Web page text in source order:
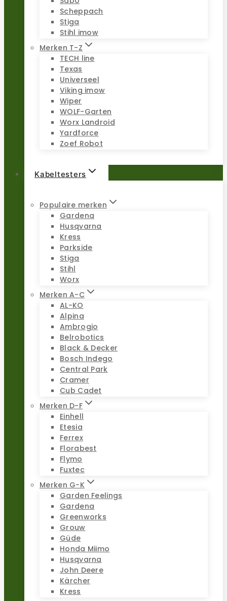
Scheppach
Stiga
Stihl imow
Merken T-Z
TECH line
Texas
Universeel
Viking imow
Wiper
WOLF-Garten
Worx Landroid
Yardforce
Zoef Robot
Kabeltesters
Populaire merken
Gardena
Husqvarna
Kress
Parkside
Stiga
Stihl
Worx
Merken A-C
AL-KO
Alpina
Ambrogio
Belrobotics
Black & Decker
Bosch Indego
Central Park
Cramer
Cub Cadet
Merken D-F
Einhell
Etesia
Ferrex
Florabest
Flymo
Fuxtec
Merken G-K
Garden Feelings
Gardena
Greenworks
Grouw
Güde
Honda Miimo
Husqvarna
John Deere
Kärcher
Kress